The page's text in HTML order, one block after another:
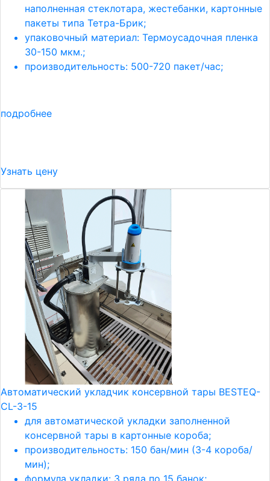
наполненная стеклотара, жестебанки, картонные
пакеты типа Тетра-Брик;
упаковочный материал: Термоусадочная пленка
30-150 мкм.;
производительность: 500-720 пакет/час;
подробнее
Узнать цену
Автоматический укладчик консервной тары BESTEQ-
CL-3-15
для автоматической укладки заполненной
консервной тары в картонные короба;
производительность: 150 бан/мин (3-4 короба/
мин);
формула укладки: 3 ряда по 15 банок;